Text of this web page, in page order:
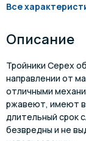
Все
Описание
Тройники Cepex
направлении от
отличными
ржавеют, имеют
длительный срок
безвредны и не